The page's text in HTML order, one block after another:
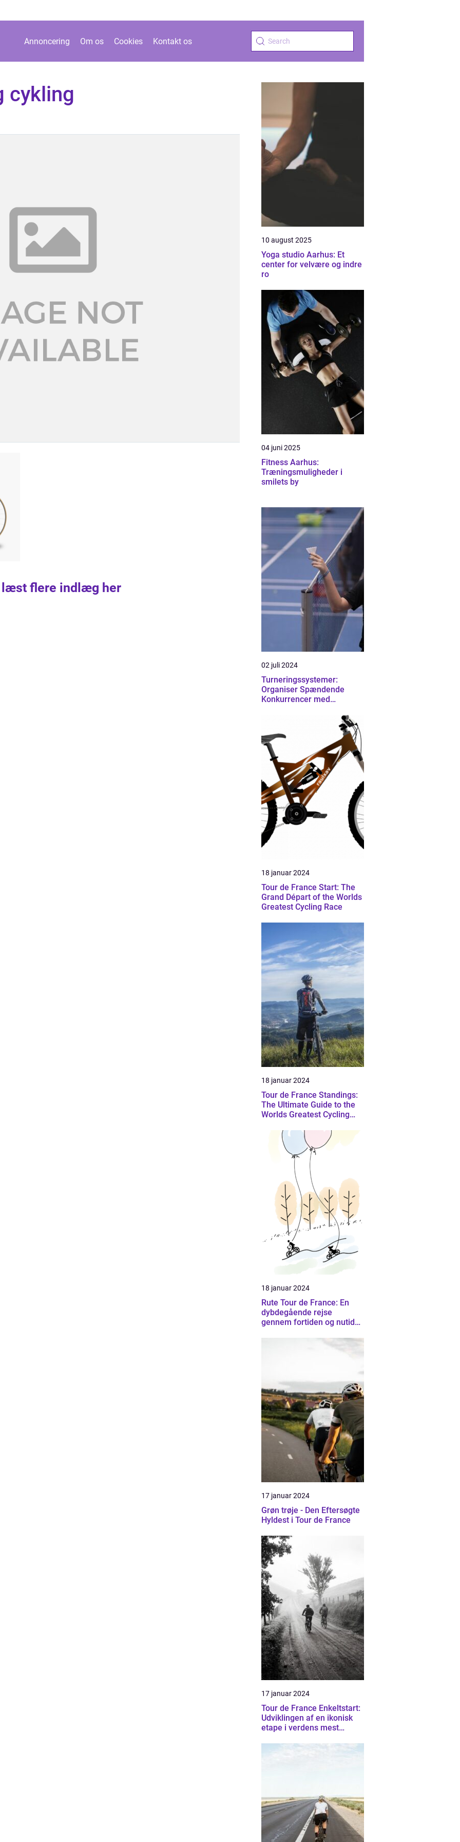
Annoncering Om os Cookies Kontakt os
cykling
læst flere indlæg her
10 august 2025
Yoga studio Aarhus: Et
center for velvære og indre
ro
04 juni 2025
Fitness Aarhus:
Træningsmuligheder i
smilets by
02 juli 2024
Turneringssystemer:
Organiser Spændende
Konkurrencer med
18 januar 2024
Tour de France Start: The
Grand Départ of the Worlds
Greatest Cycling Race
18 januar 2024
Tour de France Standings:
The Ultimate Guide to the
Worlds Greatest Cycling
18 januar 2024
Rute Tour de France: En
dybdegående rejse
gennem fortiden og nutiden
prestigefyldte cykelløb
17 januar 2024
Grøn trøje - Den Eftersøgte
Hyldest i Tour de France
17 januar 2024
Tour de France Enkeltstart:
Udviklingen af en ikonisk
etape i verdens mest